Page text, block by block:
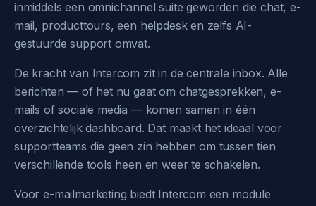
inmiddels een omnichannel suite geworden die chat, e-
mail, producttours, een helpdesk en zelfs AI-
gestuurde support omvat.
De kracht van Intercom zit in de centrale inbox. Alle
berichten — of het nu gaat om chatgesprekken, e-
mails of sociale media — komen samen in één
overzichtelijk dashboard. Dat maakt het ideaal voor
supportteams die geen zin hebben om tussen tien
verschillende tools heen en weer te schakelen.
Voor e-mailmarketing biedt Intercom een module